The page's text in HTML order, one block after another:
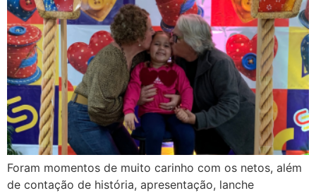
Foram momentos de muito carinho com os netos, além
de contação de história, apresentação, lanche